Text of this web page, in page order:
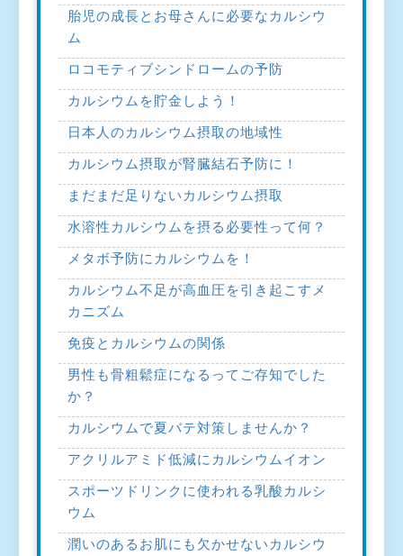
胎児の成長とお母さんに必要なカルシウ
ム
ロコモティブシンドロームの予防
カルシウムを貯金しよう！
日本人のカルシウム摂取の地域性
カルシウム摂取が腎臓結石予防に！
まだまだ足りないカルシウム摂取
水溶性カルシウムを摂る必要性って何？
メタボ予防にカルシウムを！
カルシウム不足が高血圧を引き起こすメ
カニズム
免疫とカルシウムの関係
男性も骨粗鬆症になるってご存知でした
か？
カルシウムで夏バテ対策しませんか？
アクリルアミド低減にカルシウムイオン
スポーツドリンクに使われる乳酸カルシ
ウム
潤いのあるお肌にも欠かせないカルシウ